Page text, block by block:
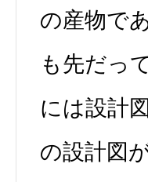
の産物で
も先だっ
には設計
の設計図